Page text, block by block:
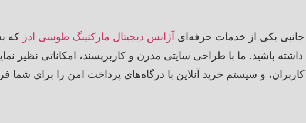
یکی از خدمات حرفه‌ای آژانس دیجیتال مارکتینگ طوسی ادز که
باشید. ما با طراحی سایتی مدرن و کاربرپسند، امکاناتی نظیر
و سیستم خرید آنلاین با درگاه‌های پرداخت امن را برای شما